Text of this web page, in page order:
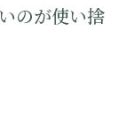
のが使い捨